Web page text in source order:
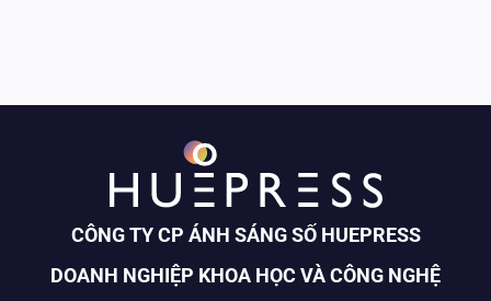
CÔNG TY CP ÁNH SÁNG SỐ HUEPRESS
DOANH NGHIỆP KHOA HỌC VÀ CÔNG NGHỆ